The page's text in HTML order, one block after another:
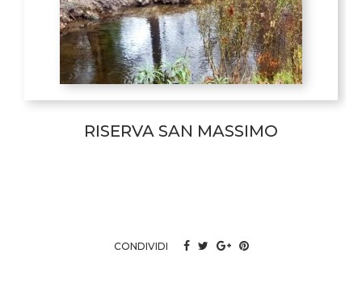
RISERVA SAN MASSIMO
CONDIVIDI